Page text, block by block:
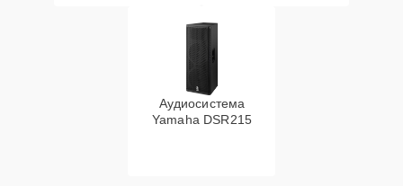
Аудиосистема
Yamaha DSR215